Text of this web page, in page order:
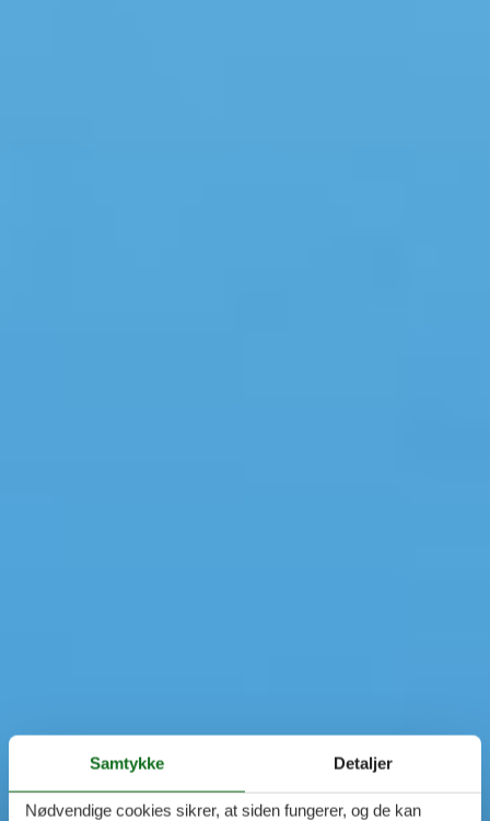
Samtykke Detaljer
Nødvendige cookies sikrer, at siden fungerer, og de kan